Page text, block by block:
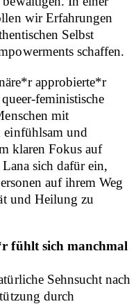
wir Erfahrungen
Selbst
schaffen.
approbierte*r
feministische
mit
einfühlsam und
klaren Fokus auf
sich dafür ein,
auf ihrem Weg
und Heilung zu
fühlt sich manchmal
Sehnsucht nach
durch